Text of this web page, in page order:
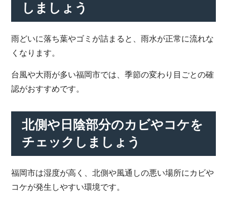
しましょう
雨どいに落ち葉やゴミが詰まると、雨水が正常に流れな
くなります。
台風や大雨が多い福岡市では、季節の変わり目ごとの確
認がおすすめです。
北側や日陰部分のカビやコケを
チェックしましょう
福岡市は湿度が高く、北側や風通しの悪い場所にカビや
コケが発生しやすい環境です。